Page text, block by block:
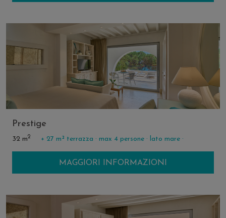
Prestige
32 m2 + 27 m² terrazza · max 4 persone · lato mare ·
MAGGIORI INFORMAZIONI